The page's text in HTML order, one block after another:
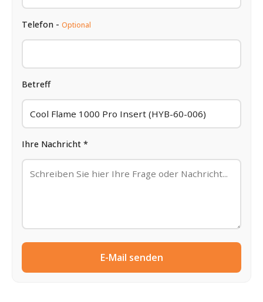
Telefon - Optional
Betreff
Ihre Nachricht *
E-Mail senden